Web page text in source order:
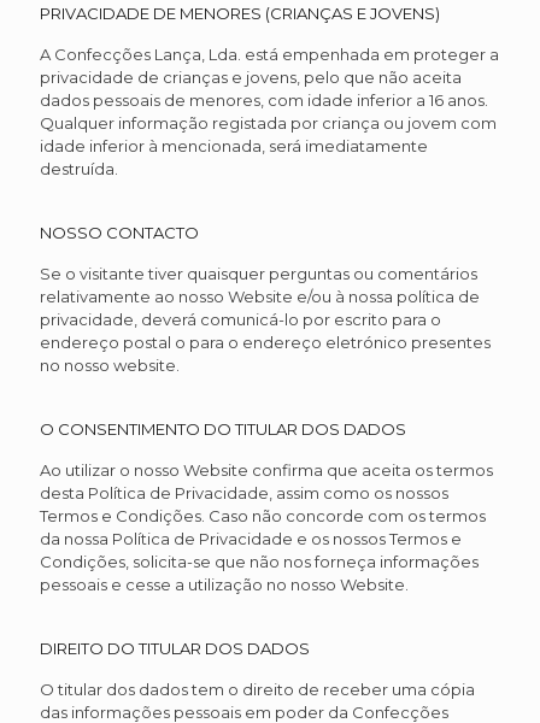
PRIVACIDADE DE MENORES (CRIANÇAS E JOVENS)
A Confecções Lança, Lda. está empenhada em proteger a
privacidade de crianças e jovens, pelo que não aceita
dados pessoais de menores, com idade inferior a 16 anos.
Qualquer informação registada por criança ou jovem com
idade inferior à mencionada, será imediatamente
destruída.
NOSSO CONTACTO
Se o visitante tiver quaisquer perguntas ou comentários
relativamente ao nosso Website e/ou à nossa política de
privacidade, deverá comunicá-lo por escrito para o
endereço postal o para o endereço eletrónico presentes
no nosso website.
O CONSENTIMENTO DO TITULAR DOS DADOS
Ao utilizar o nosso Website confirma que aceita os termos
desta Política de Privacidade, assim como os nossos
Termos e Condições. Caso não concorde com os termos
da nossa Política de Privacidade e os nossos Termos e
Condições, solicita-se que não nos forneça informações
pessoais e cesse a utilização no nosso Website.
DIREITO DO TITULAR DOS DADOS
O titular dos dados tem o direito de receber uma cópia
das informações pessoais em poder da Confecções